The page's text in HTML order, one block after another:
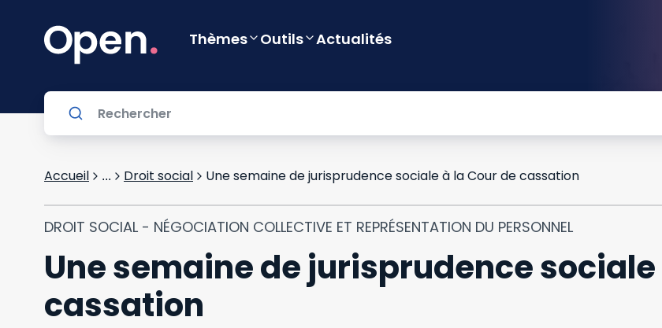
Thèmes Outils Actualités
Accueil ... Droit social Une semaine de jurisprudence sociale à la Cour de cassation
DROIT SOCIAL - NÉGOCIATION COLLECTIVE ET REPRÉSENTATION DU PERSONNEL
Une semaine de jurisprudence sociale
cassation